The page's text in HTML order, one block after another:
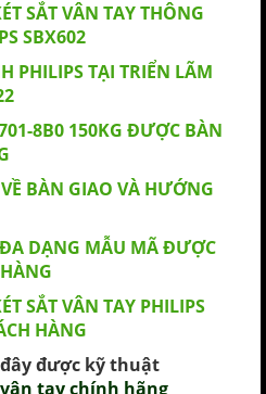
SẮT VÂN TAY THÔNG
SBX602
PHILIPS TẠI TRIỂN LÃM
8B0 150KG ĐƯỢC BÀN
BÀN GIAO VÀ HƯỚNG
ĐA DẠNG MẪU MÃ ĐƯỢC
SẮT VÂN TAY PHILIPS
HÀNG
được kỹ thuật
tay chính hãng